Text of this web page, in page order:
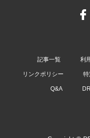
記事一覧 利
リンクポリシー
Q&A